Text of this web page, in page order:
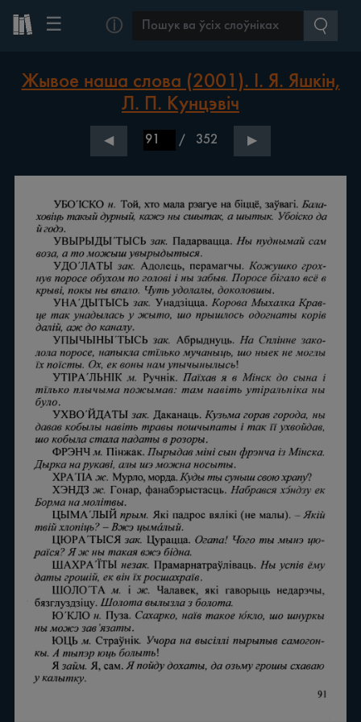
☰ ⓘ
Жывое наша слова (2001). І. Я. Яшкін,
Л. П. Кунцэвіч
◀ / 352 ▶